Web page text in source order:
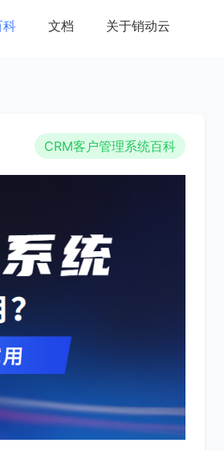
科 文档 关于销动云
CRM客户管理系统百科